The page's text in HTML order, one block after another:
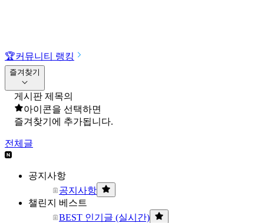
🏆커뮤니티 랭킹
즐겨찾기
게시판 제목의
아이콘을 선택하면
즐겨찾기에 추가됩니다.
전체글
공지사항
공지사항
챌린지 베스트
BEST 인기글 (실시간)